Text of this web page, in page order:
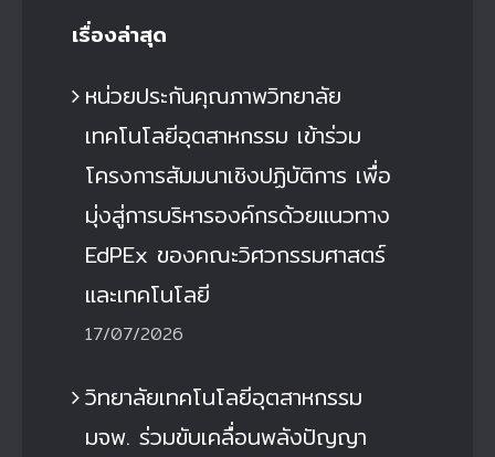
เรื่องล่าสุด
หน่วยประกันคุณภาพวิทยาลัย
เทคโนโลยีอุตสาหกรรม เข้าร่วม
โครงการสัมมนาเชิงปฏิบัติการ เพื่อ
มุ่งสู่การบริหารองค์กรด้วยแนวทาง
EdPEx ของคณะวิศวกรรมศาสตร์
และเทคโนโลยี
17/07/2026
วิทยาลัยเทคโนโลยีอุตสาหกรรม
มจพ. ร่วมขับเคลื่อนพลังปัญญา